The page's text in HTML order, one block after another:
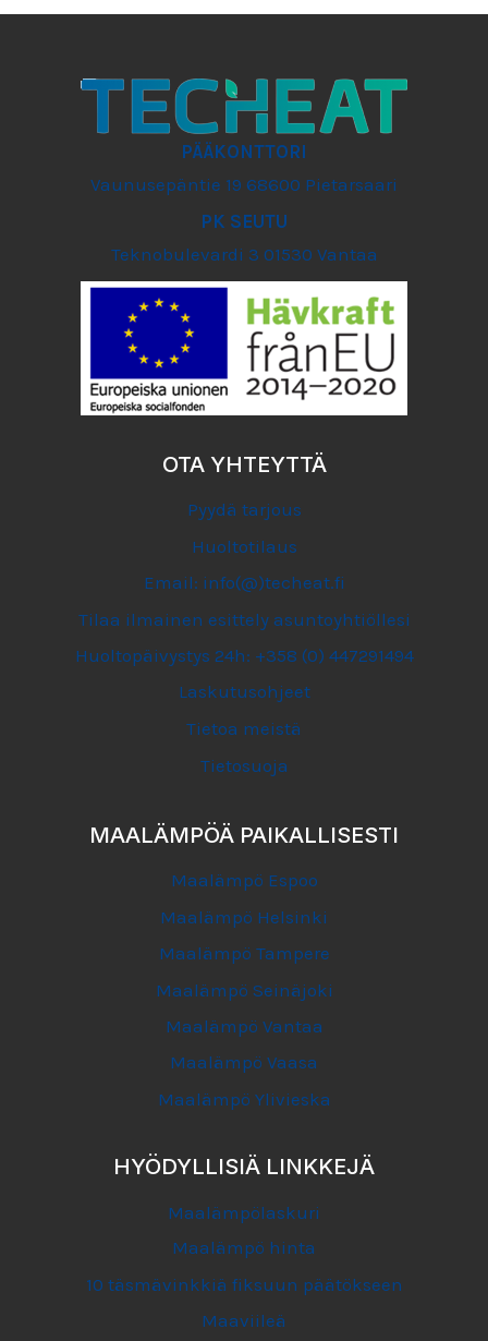
PÄÄKONTTORI
Vaunusepäntie 19 68600 Pietarsaari
PK SEUTU
Teknobulevardi 3 01530 Vantaa
OTA YHTEYTTÄ
Pyydä tarjous
Huoltotilaus
Email: info(@)techeat.fi
Tilaa ilmainen esittely asuntoyhtiöllesi
Huoltopäivystys 24h: +358 (0) 447291494
Laskutusohjeet
Tietoa meistä
Tietosuoja
MAALÄMPÖÄ PAIKALLISESTI
Maalämpö Espoo
Maalämpö Helsinki
Maalämpö Tampere
Maalämpö Seinäjoki
Maalämpö Vantaa
Maalämpö Vaasa
Maalämpö Ylivieska
HYÖDYLLISIÄ LINKKEJÄ
Maalämpölaskuri
Maalämpö hinta
10 täsmävinkkiä fiksuun päätökseen
Maaviileä